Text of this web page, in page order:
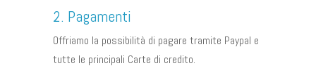
2. Pagamenti
Offriamo la possibilità di pagare tramite Paypal e
tutte le principali Carte di credito.